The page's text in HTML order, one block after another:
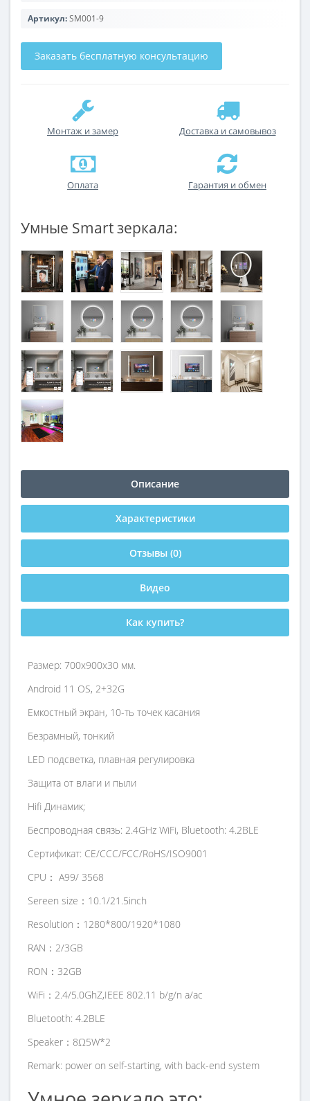
Артикул:SM001-9
Заказать бесплатную консультацию
Монтаж и замер Доставка и самовывоз
Оплата Гарантия и обмен
Умные Smart зеркала:
Описание
Характеристики
Отзывы (0)
Видео
Как купить?
Размер: 700х900х30 мм.
Android 11 OS, 2+32G
Емкостный экран, 10-ть точек касания
Безрамный, тонкий
LED подсветка, плавная регулировка
Защита от влаги и пыли
Hifi Динамик;
Беспроводная связь: 2.4GHz WiFi, Bluetooth: 4.2BLE
Сертификат: CE/CCC/FCC/RoHS/ISO9001
CPU： A99/ 3568
Sereen size：10.1/21.5inch
Resolution：1280*800/1920*1080
RAN：2/3GB
RON：32GB
WiFi：2.4/5.0GhZ,IEEE 802.11 b/g/n a/ac
Bluetooth: 4.2BLE
Speaker：8Ω5W*2
Remark: power on self-starting, with back-end system